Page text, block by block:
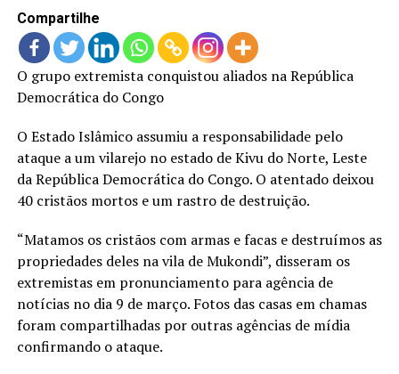
Compartilhe
O grupo extremista conquistou aliados na República
Democrática do Congo
O Estado Islâmico assumiu a responsabilidade pelo
ataque a um vilarejo no estado de Kivu do Norte, Leste
da República Democrática do Congo. O atentado deixou
40 cristãos mortos e um rastro de destruição.
“Matamos os cristãos com armas e facas e destruímos as
propriedades deles na vila de Mukondi”, disseram os
extremistas em pronunciamento para agência de
notícias no dia 9 de março. Fotos das casas em chamas
foram compartilhadas por outras agências de mídia
confirmando o ataque.